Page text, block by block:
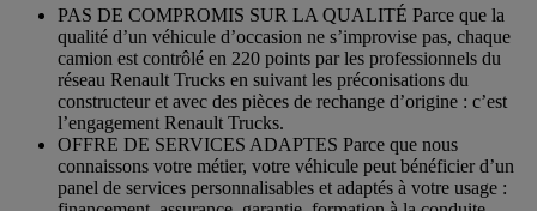
PAS DE COMPROMIS SUR LA QUALITÉ Parce que la
qualité d’un véhicule d’occasion ne s’improvise pas, chaque
camion est contrôlé en 220 points par les professionnels du
réseau Renault Trucks en suivant les préconisations du
constructeur et avec des pièces de rechange d’origine : c’est
l’engagement Renault Trucks.
OFFRE DE SERVICES ADAPTES Parce que nous
connaissons votre métier, votre véhicule peut bénéficier d’un
panel de services personnalisables et adaptés à votre usage :